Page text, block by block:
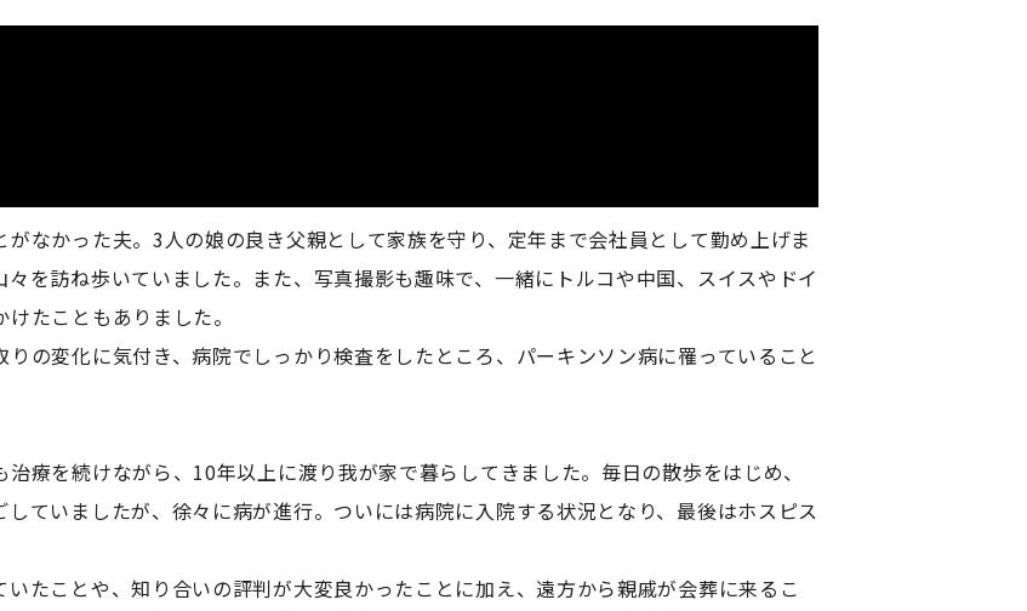
なかった夫。3人の娘の良き父親として家族を守り、定年まで会社員として勤め上げま
を訪ね歩いていました。また、写真撮影も趣味で、一緒にトルコや中国、スイスやドイ
たこともありました。
の変化に気付き、病院でしっかり検査をしたところ、パーキンソン病に罹っていること
療を続けながら、10年以上に渡り我が家で暮らしてきました。毎日の散歩をはじめ、
ていましたが、徐々に病が進行。ついには病院に入院する状況となり、最後はホスピス
たことや、知り合いの評判が大変良かったことに加え、遠方から親戚が会葬に来るこ